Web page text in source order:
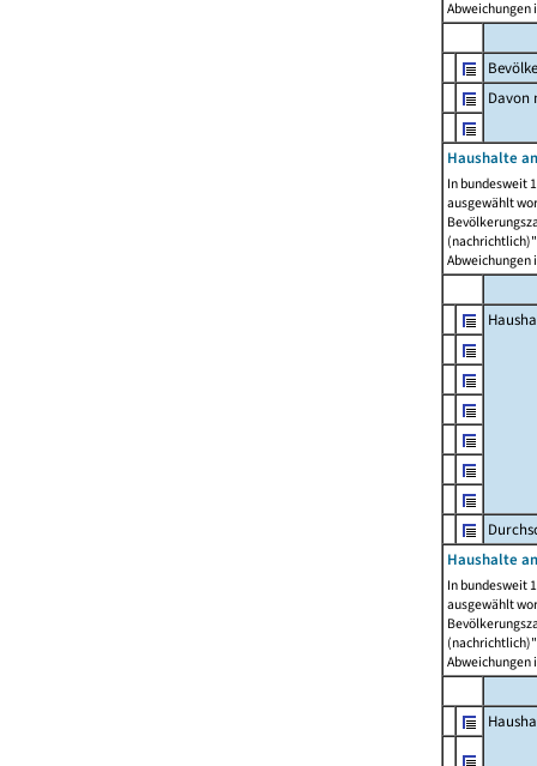
Abweichungen
Davon
Haushalte
In bundesweit
ausgewählt
Abweichungen
Haushalte
In bundesweit
ausgewählt
Abweichungen